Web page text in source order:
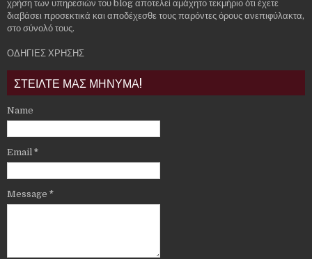
χρήση των υπηρεσιών του blog αποτελεί αμάχητο τεκμήριο ότι έχετε
διαβάσει προσεκτικά και αποδέχεσθε τους παρόντες όρους ανεπιφύλακτα,
στο σύνολό τους.
ΟΔΗΓΙΕΣ ΧΡΗΣΗΣ
ΣΤΕΙΛΤΕ ΜΑΣ ΜΗΝΥΜΑ!
Name
Email *
Message *